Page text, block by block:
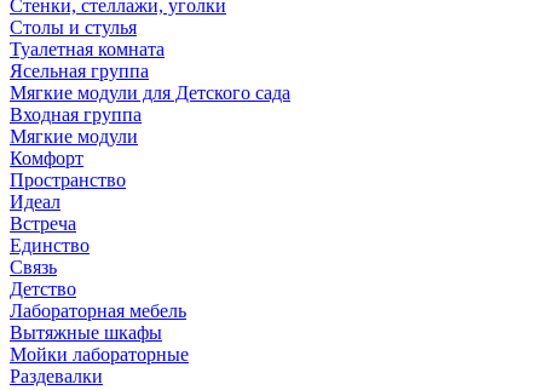
Стенки, стеллажи, уголки
Столы и стулья
Туалетная комната
Ясельная группа
Мягкие модули для Детского сада
Входная группа
Мягкие модули
Комфорт
Пространство
Идеал
Встреча
Единство
Связь
Детство
Лабораторная мебель
Вытяжные шкафы
Мойки лабораторные
Раздевалки